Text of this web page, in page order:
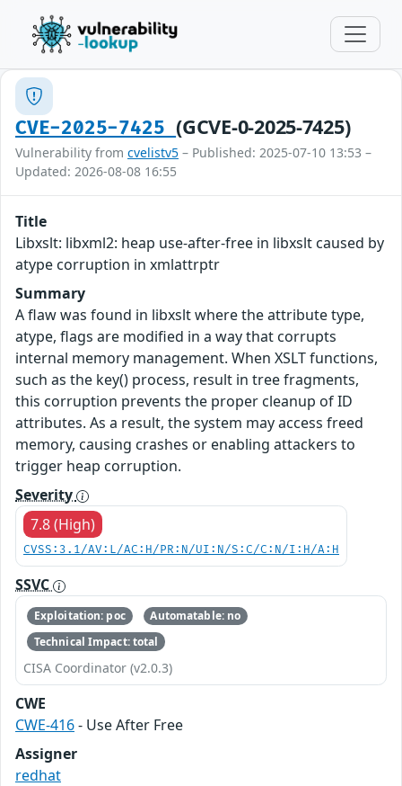
CVE-2025-7425(GCVE-0-2025-7425)
Vulnerability from cvelistv5 – Published: 2025-07-10 13:53 –
Updated: 2026-08-08 16:55
Title
Libxslt: libxml2: heap use-after-free in libxslt caused by
atype corruption in xmlattrptr
Summary
A flaw was found in libxslt where the attribute type,
atype, flags are modified in a way that corrupts
internal memory management. When XSLT functions,
such as the key() process, result in tree fragments,
this corruption prevents the proper cleanup of ID
attributes. As a result, the system may access freed
memory, causing crashes or enabling attackers to
trigger heap corruption.
Severity
7.8 (High)
CVSS:3.1/AV:L/AC:H/PR:N/UI:N/S:C/C:N/I:H/A:H
SSVC
Exploitation: poc
Automatable: no
Technical Impact: total
CISA Coordinator (v2.0.3)
CWE
CWE-416- Use After Free
Assigner
redhat